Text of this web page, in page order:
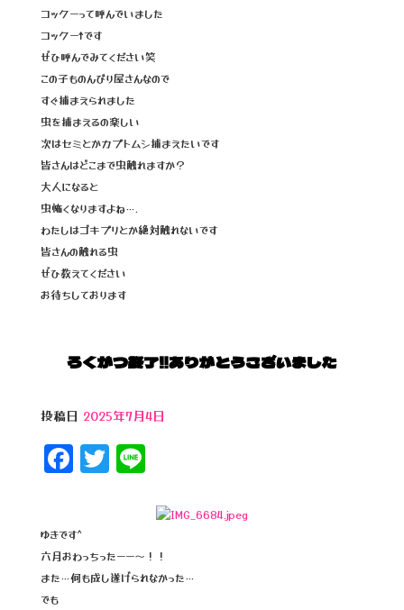
コックーって呼んでいました
コックー↑です
ぜひ呼んでみてください笑
この子ものんびり屋さんなので
すぐ捕まえられました
虫を捕まえるの楽しい
次はセミとかカブトムシ捕まえたいです
皆さんはどこまで虫触れますか？
大人になると
虫怖くなりますよね….
わたしはゴキブリとか絶対触れないです
皆さんの触れる虫
ぜひ教えてください
お待ちしております
ろくがつ終了‼️ありがとうございました
投稿日 2025年7月4日
F
e
b
T
e
r
Li
e
ゆきです^
六月おわっちったーー〜！！
また…何も成し遂げられなかった…
でも